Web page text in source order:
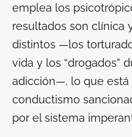
emplea los
resultados son clínica
distintos —los
vida y los “drogados”
adicción—, lo que
conductismo
por el sistema